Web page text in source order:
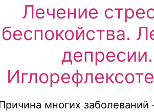
Лечение
беспокойства.
депресии.
многих